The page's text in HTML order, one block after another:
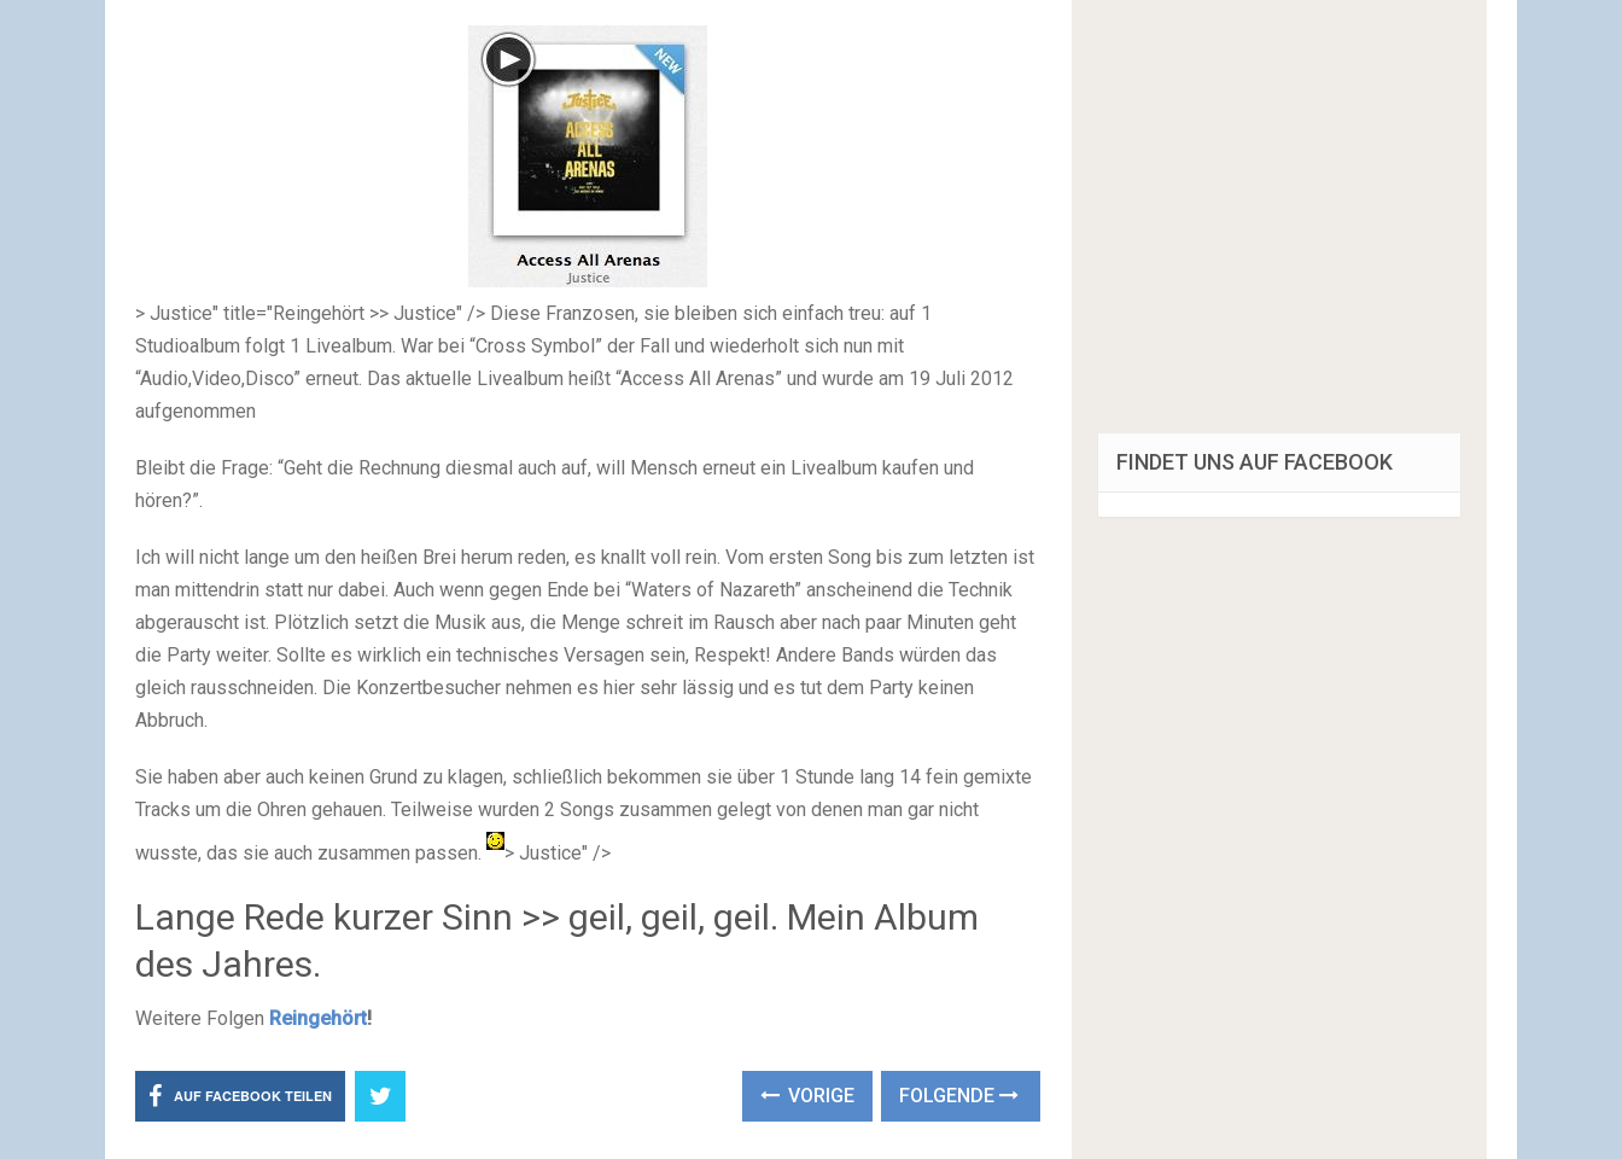
> Justice" title="Reingehört >> Justice" /> Diese Franzosen, sie bleiben sich einfach treu: auf 1
Studioalbum folgt 1 Livealbum. War bei “Cross Symbol” der Fall und wiederholt sich nun mit
“Audio,Video,Disco” erneut. Das aktuelle Livealbum heißt “Access All Arenas” und wurde am 19 Juli 2012
aufgenommen
Bleibt die Frage: “Geht die Rechnung diesmal auch auf, will Mensch erneut ein Livealbum kaufen und
hören?”.
Ich will nicht lange um den heißen Brei herum reden, es knallt voll rein. Vom ersten Song bis zum letzten ist
man mittendrin statt nur dabei. Auch wenn gegen Ende bei “Waters of Nazareth” anscheinend die Technik
abgerauscht ist. Plötzlich setzt die Musik aus, die Menge schreit im Rausch aber nach paar Minuten geht
die Party weiter. Sollte es wirklich ein technisches Versagen sein, Respekt! Andere Bands würden das
gleich rausschneiden. Die Konzertbesucher nehmen es hier sehr lässig und es tut dem Party keinen
Abbruch.
Sie haben aber auch keinen Grund zu klagen, schließlich bekommen sie über 1 Stunde lang 14 fein gemixte
Tracks um die Ohren gehauen. Teilweise wurden 2 Songs zusammen gelegt von denen man gar nicht
wusste, das sie auch zusammen passen.
> Justice" />
Lange Rede kurzer Sinn >> geil, geil, geil. Mein Album
des Jahres.
Weitere Folgen Reingehört!
AUF FACEBOOK TEILEN VORIGE FOLGENDE
FINDET UNS AUF FACEBOOK